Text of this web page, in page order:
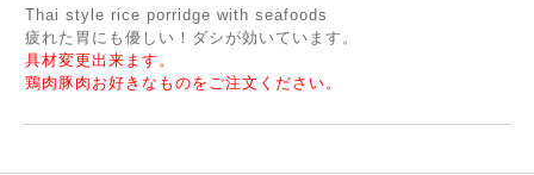
Thai style rice porridge with seafoods
疲れた胃にも優しい！ダシが効いています。
具材変更出来ます。
鶏肉豚肉お好きなものをご注文ください。